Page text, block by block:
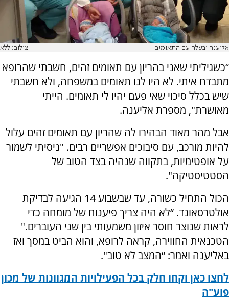
אליענה ובעלה עם התאומים צילום: ללא
“כשגיליתי שאני בהריון עם תאומים זהים, חשבתי שהרופא
מתבדח איתי. לא היו לנו תאומים במשפחה, ולא חשבתי
שיש בכלל סיכוי שאי פעם יהיו לי תאומים. הייתי
מאושרת", מספרת אליענה.
אבל מהר מאוד הבהירו לה שהריון עם תאומים זהים עלול
להיות מורכב, עם סיבוכים אפשריים רבים. "ניסיתי לשמור
על אופטימיות, בתקווה שנהיה בצד הטוב של
הסטטיסטיקה".
הכול התחיל כשורה, עד שבשבוע 14 הגיעה לבדיקת
אולטרסאונד. “לא היה צריך פיענוח של מומחה כדי
לראות שנוצר חוסר איזון משמעותי בין שני העוברים."
הטכנאית החווירה, קראה לרופא, והוא הביט במסך ואז
באליענה ואמר: “המצב לא טוב".
לחצו כאן וקחו חלק בכל הפעילויות המגוונות של מכון
פוע"ה